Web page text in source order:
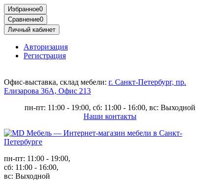
Избранное0
Сравнение0
Личный кабинет
Авторизация
Регистрация
Офис-выставка, склад мебели: г. Санкт-Петербург, пр.
Елизарова 36А, Офис 213
пн-пт: 11:00 - 19:00, сб: 11:00 - 16:00, вс: Выходной
Наши контакты
пн-пт: 11:00 - 19:00,
сб: 11:00 - 16:00,
вс: Выходной